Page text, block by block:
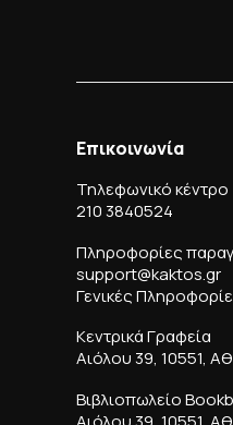
Επικοινωνία
Τηλεφωνικό κέντρο
210 3840524
Πληροφορίες
support@kaktos.gr
Γενικές
Κεντρικά Γραφεία
Αιόλου 39, 10551,
Βιβλιοπωλείο